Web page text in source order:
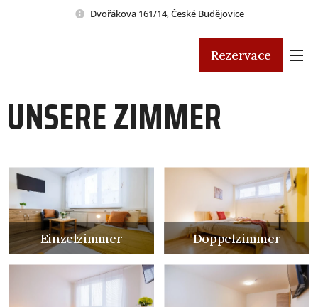
Dvořákova 161/14, České Budějovice
Rezervace
UNSERE ZIMMER
Einzelzimmer Doppelzimmer